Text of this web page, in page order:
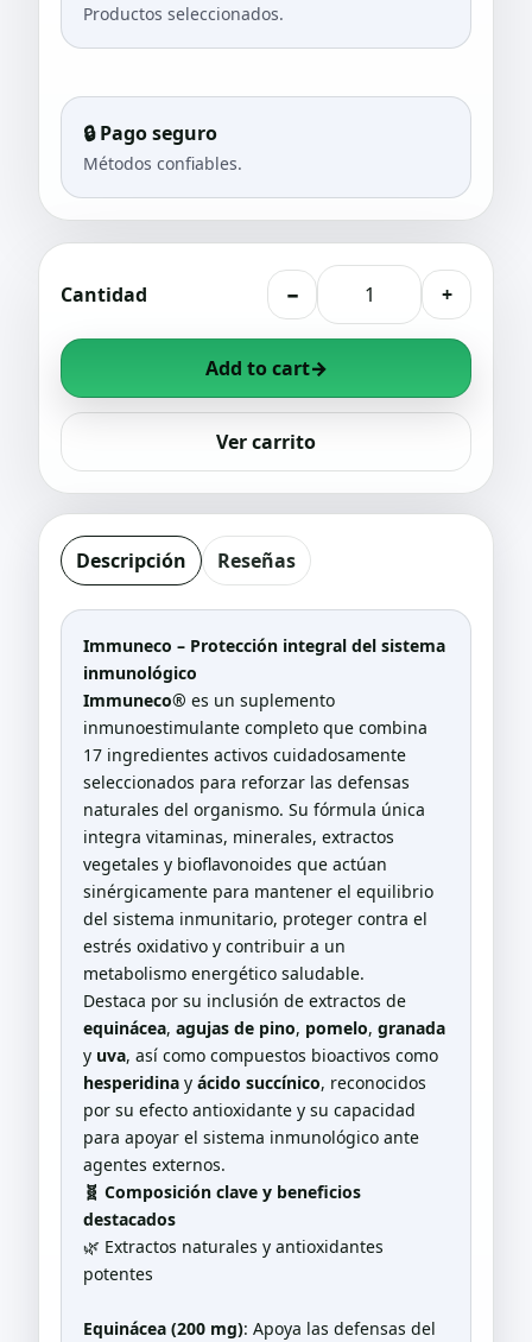
Productos seleccionados.
🔒 Pago seguro
Métodos confiables.
Cantidad − +
Add to cart→
Ver carrito
Descripción Reseñas
Immuneco – Protección integral del sistema
inmunológico
Immuneco® es un suplemento
inmunoestimulante completo que combina
17 ingredientes activos cuidadosamente
seleccionados para reforzar las defensas
naturales del organismo. Su fórmula única
integra vitaminas, minerales, extractos
vegetales y bioflavonoides que actúan
sinérgicamente para mantener el equilibrio
del sistema inmunitario, proteger contra el
estrés oxidativo y contribuir a un
metabolismo energético saludable.
Destaca por su inclusión de extractos de
equinácea, agujas de pino, pomelo, granada
y uva, así como compuestos bioactivos como
hesperidina y ácido succínico, reconocidos
por su efecto antioxidante y su capacidad
para apoyar el sistema inmunológico ante
agentes externos.
🧬 Composición clave y beneficios
destacados
🌿 Extractos naturales y antioxidantes
potentes
Equinácea (200 mg): Apoya las defensas del